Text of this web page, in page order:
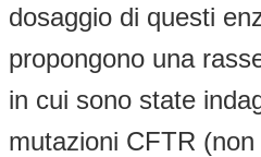
dosaggio di questi
propongono una
in cui sono state
mutazioni CFTR